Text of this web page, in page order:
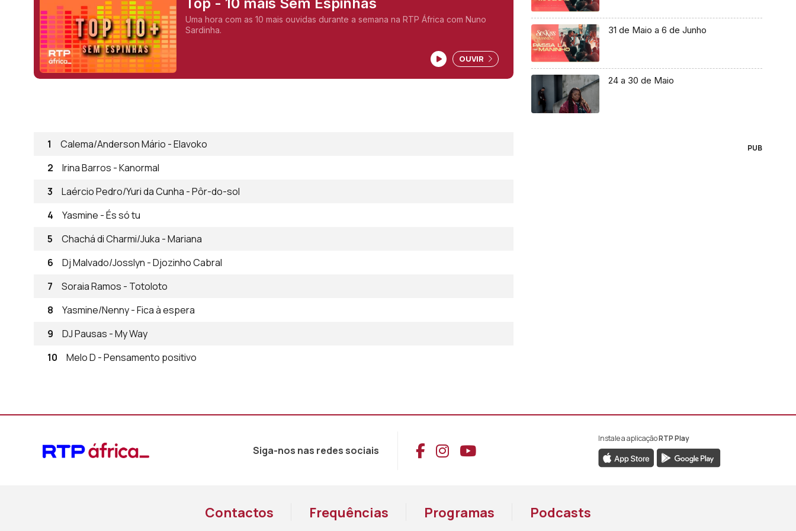
Uma hora com as 10 mais ouvidas durante a semana na RTP África com Nuno
Sardinha.
OUVIR
1
Calema/Anderson Mário - Elavoko
2
Irina Barros - Kanormal
3
Laércio Pedro/Yuri da Cunha - Pôr-do-sol
4
Yasmine - És só tu
5
Chachá di Charmi/Juka - Mariana
6
Dj Malvado/Josslyn - Djozinho Cabral
7
Soraia Ramos - Totoloto
8
Yasmine/Nenny - Fica à espera
9
DJ Pausas - My Way
10
Melo D - Pensamento positivo
31 de Maio a 6 de Junho
24 a 30 de Maio
PUB
Siga-nos nas redes sociais Aceder ao Facebook da RTP África
Aceder ao Instagram da RTP África
Aceder ao YouTube da RTP África
Instale a aplicaçãoRTP Play
Contactos Frequências Programas Podcasts